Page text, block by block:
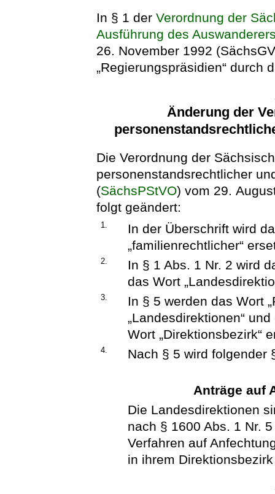
In § 1 derVerordnung der
Ausführung des
26. November 1992
„Regierungspräsidien“ durch
Änderung der
Die Verordnung der
personenstandsrechtlicher
(SächsPStVO) vom 29.
folgt geändert:
1.
In der Überschrift wird
„familienrechtlicher“
2.
In § 1 Abs. 1 Nr. 2 wird
das Wort
3.
In § 5 werden das Wort
„Landesdirektionen“
Wort „Direktionsbezirk“
4. Nach § 5 wird folgender
Anträge auf
Die Landesdirektionen
nach § 1600 Abs. 1 Nr.
Verfahren auf
in ihrem